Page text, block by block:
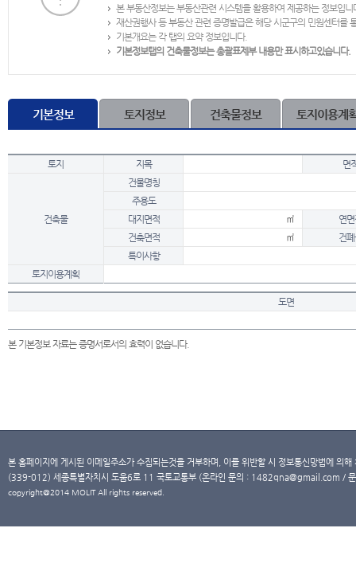
본 부동산정보는 부동산관련 시스템을 활용하여 제공하는 정보입니
재산권행사 등 부동산 관련 증명발급은 해당 시군구의 민원센터를
기본개요는 각 탭의 요약 정보입니다.
기본정보탭의 건축물정보는 총괄표제부 내용만 표시하고있습니다.
기본정보 토지정보 건축물정보 토지이용계
토지 지목 면
건축물
건물명칭
주용도
대지면적
㎡
연
건축면적
㎡
건
특이사항
토지이용계획
도면
본 기본정보 자료는 증명서로서의 효력이 없습니다.
본 홈페이지에 게시된 이메일주소가 수집되는것을 거부하며, 이를 위반할 시 정보통신망법에 의
(339-012) 세종특별자치시 도움6로 11 국토교통부 (온라인 문의 : 1482qna@gmail.com /
copyright@2014 MOLIT All rights reserved.